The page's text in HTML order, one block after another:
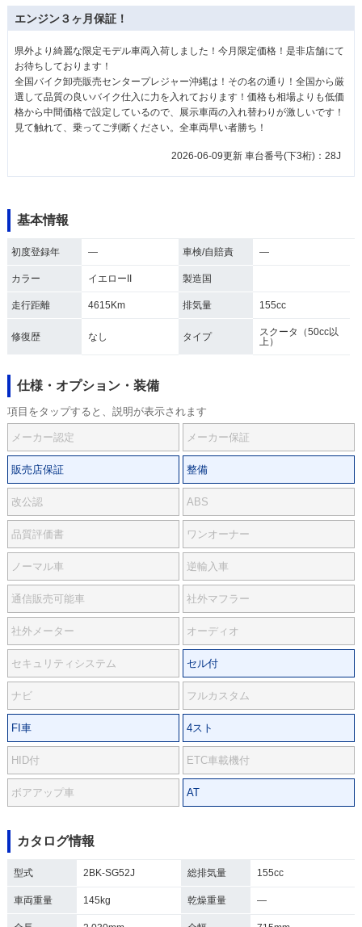
エンジン３ヶ月保証！
県外より綺麗な限定モデル車両入荷しました！今月限定価格！是非店舗にて
お待ちしております！
全国バイク卸売販売センタープレジャー沖縄は！その名の通り！全国から厳
選して品質の良いバイク仕入に力を入れております！価格も相場よりも低価
格から中間価格で設定しているので、展示車両の入れ替わりが激しいです！
見て触れて、乗ってご判断ください。全車両早い者勝ち！
2026-06-09更新 車台番号(下3桁)：28J
基本情報
初度登録年 ― 車検/自賠責 ―
カラー イエローII 製造国
走行距離 4615Km 排気量 155cc
修復歴 なし タイプ
スクータ（50cc以
上）
仕様・オプション・装備
項目をタップすると、説明が表示されます
メーカー認定 メーカー保証
販売店保証 整備
改公認 ABS
品質評価書 ワンオーナー
ノーマル車 逆輸入車
通信販売可能車 社外マフラー
社外メーター オーディオ
セキュリティシステム セル付
ナビ フルカスタム
FI車 4スト
HID付 ETC車載機付
ボアアップ車 AT
カタログ情報
型式 2BK-SG52J 総排気量 155cc
車両重量 145kg 乾燥重量 ―